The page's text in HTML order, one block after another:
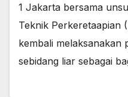
1 Jakarta bersama
Teknik Perkeretaapian
kembali melaksanakan
sebidang liar sebagai